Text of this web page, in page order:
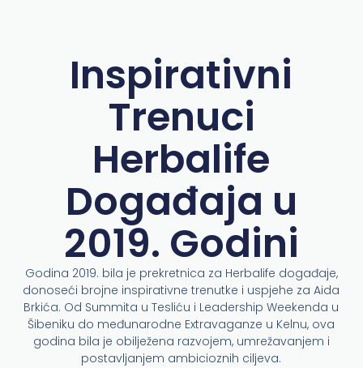
Inspirativni
Trenuci
Herbalife
Događaja u
2019. Godini
Godina 2019. bila je prekretnica za Herbalife događaje,
donoseći brojne inspirativne trenutke i uspjehe za Aida
Brkića. Od Summita u Tesliću i Leadership Weekenda u
Šibeniku do međunarodne Extravaganze u Kelnu, ova
godina bila je obilježena razvojem, umrežavanjem i
postavljanjem ambicioznih ciljeva.